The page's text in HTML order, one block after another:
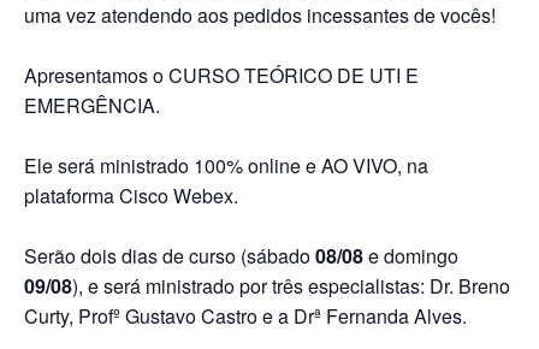
uma vez atendendo aos pedidos incessantes de vocês!
Apresentamos o CURSO TEÓRICO DE UTI E
EMERGÊNCIA.
Ele será ministrado 100% online e AO VIVO, na
plataforma Cisco Webex.
Serão dois dias de curso (sábado08/08e domingo
09/08), e será ministrado por três especialistas: Dr. Breno
Curty, Profº Gustavo Castro e a Drª Fernanda Alves.